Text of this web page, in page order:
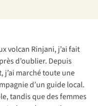
volcan Rinjani, j’ai fait
d’oublier. Depuis
j’ai marché toute une
d’un guide local.
tandis que des femmes